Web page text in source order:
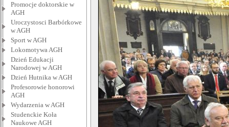
Promocje doktorskie w
AGH
Uroczystosci Barbórkowe
w AGH
Sport w AGH
Lokomotywa AGH
Dzień Edukacji
Narodowej w AGH
Dzień Hutnika w AGH
Profesorowie honorowi
AGH
Wydarzenia w AGH
Studenckie Koła
Naukowe AGH